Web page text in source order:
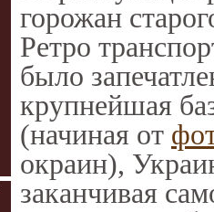
горожан
Ретро
было
крупнейшая
(начиная от
окраин),
заканчивая